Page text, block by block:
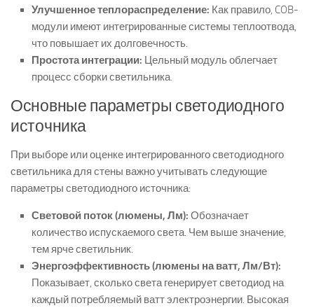
Улучшенное теплораспределение: Как правило, COB-
модули имеют интегрированные системы теплоотвода,
что повышает их долговечность.
Простота интеграции: Цельный модуль облегчает
процесс сборки светильника.
Основные параметры светодиодного
источника
При выборе или оценке интегрированного светодиодного
светильника для стены важно учитывать следующие
параметры светодиодного источника:
Световой поток (люмены, Лм): Обозначает
количество испускаемого света. Чем выше значение,
тем ярче светильник.
Энергоэффективность (люмены на ватт, Лм/Вт):
Показывает, сколько света генерирует светодиод на
каждый потребляемый ватт электроэнергии. Высокая